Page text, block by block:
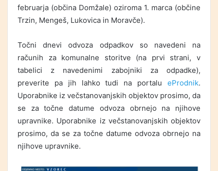
februarja (občina Domžale) oziroma 1. marca (občine
Trzin, Mengeš, Lukovica in Moravče).
Točni dnevi odvoza odpadkov so navedeni na
računih za komunalne storitve (na prvi strani, v
tabelici z navedenimi zabojniki za odpadke),
preverite pa jih lahko tudi na portalu eProdnik.
Uporabnike iz večstanovanjskih objektov prosimo, da
se za točne datume odvoza obrnejo na njihove
upravnike. Uporabnike iz večstanovanjskih objektov
prosimo, da se za točne datume odvoza obrnejo na
njihove upravnike.